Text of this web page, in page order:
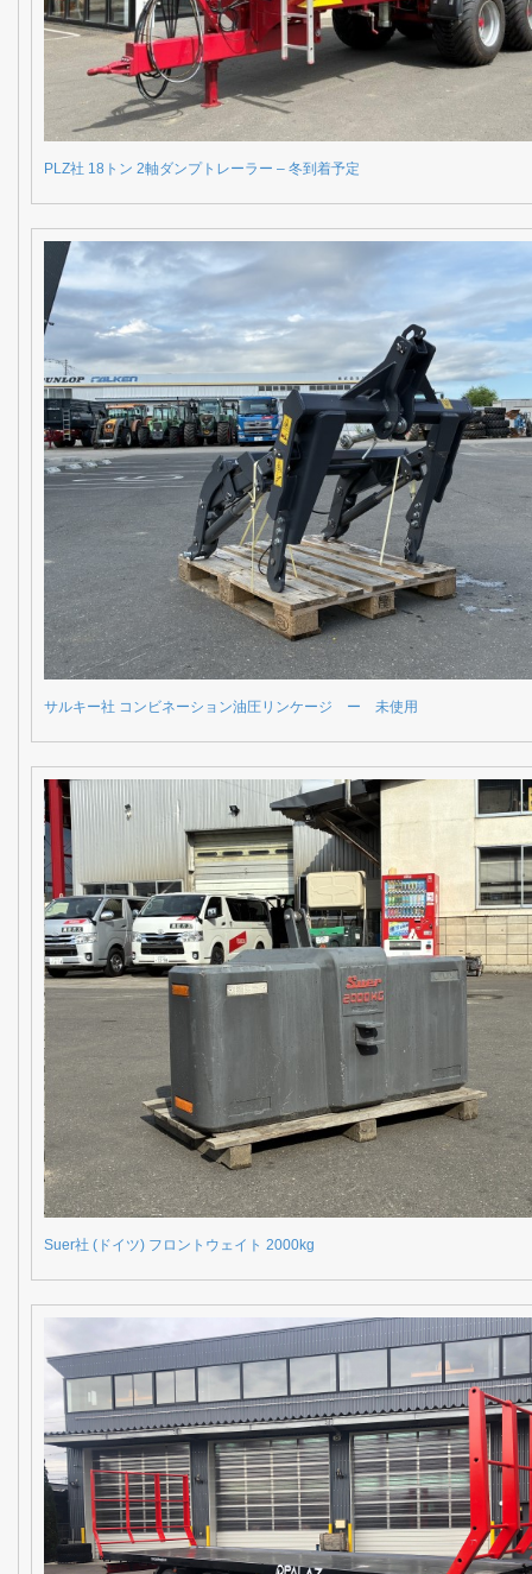
PLZ社 18トン 2軸ダンプトレーラー – 冬到着予定
サルキー社 コンビネーション油圧リンケージ ー 未使用
Suer社 (ドイツ) フロントウェイト 2000kg